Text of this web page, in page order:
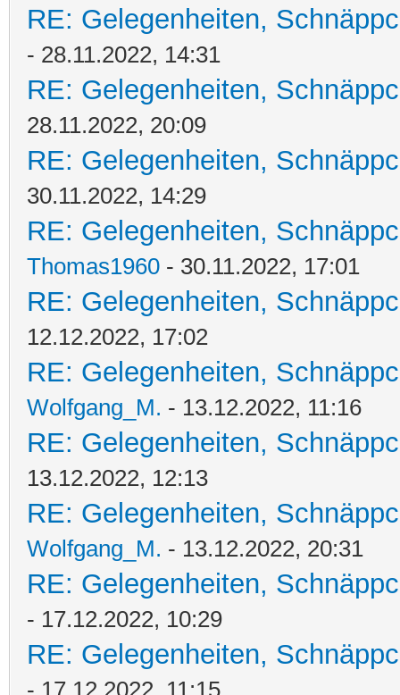
RE: Gelegenheiten,
- 28.11.2022, 14:31
RE: Gelegenheiten,
28.11.2022, 20:09
RE: Gelegenheiten,
30.11.2022, 14:29
RE: Gelegenheiten,
Thomas1960 - 30.11.2022, 17:01
RE: Gelegenheiten,
12.12.2022, 17:02
RE: Gelegenheiten,
Wolfgang_M. - 13.12.2022, 11:16
RE: Gelegenheiten,
13.12.2022, 12:13
RE: Gelegenheiten,
Wolfgang_M. - 13.12.2022, 20:31
RE: Gelegenheiten,
- 17.12.2022, 10:29
RE: Gelegenheiten,
- 17.12.2022, 11:15